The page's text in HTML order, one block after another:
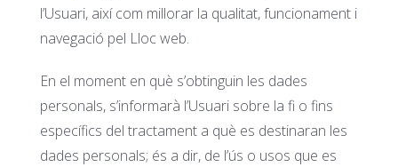
l’Usuari, així com millorar la qualitat, funcionament i
navegació pel Lloc web.
En el moment en què s’obtinguin les dades
personals, s’informarà l’Usuari sobre la fi o fins
específics del tractament a què es destinaran les
dades personals; és a dir, de l’ús o usos que es